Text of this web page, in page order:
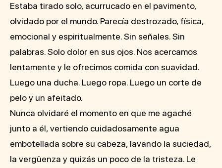
Estaba tirado solo, acurrucado en el pavimento,
olvidado por el mundo. Parecía destrozado, física,
emocional y espiritualmente. Sin señales. Sin
palabras. Solo dolor en sus ojos. Nos acercamos
lentamente y le ofrecimos comida con suavidad.
Luego una ducha. Luego ropa. Luego un corte de
pelo y un afeitado.
Nunca olvidaré el momento en que me agaché
junto a él, vertiendo cuidadosamente agua
embotellada sobre su cabeza, lavando la suciedad,
la vergüenza y quizás un poco de la tristeza. Le